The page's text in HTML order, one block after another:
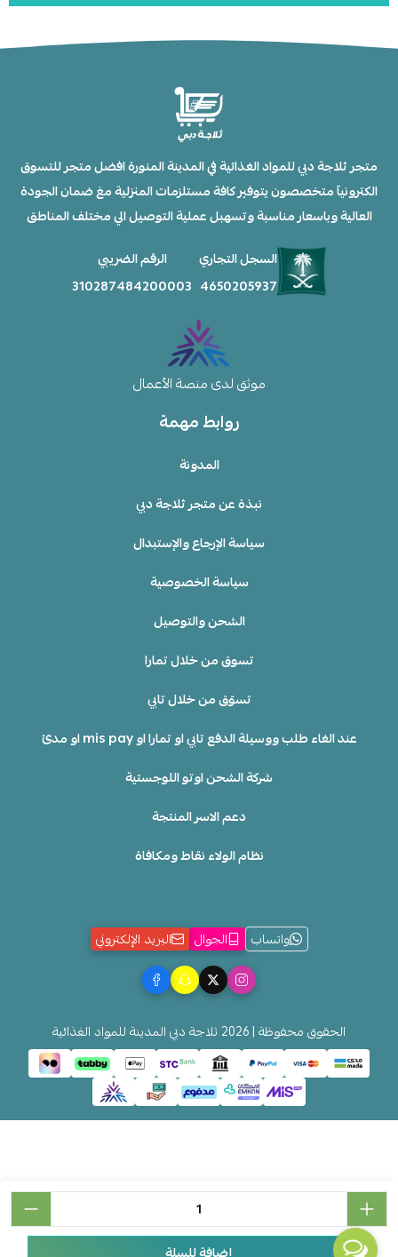
روابط مهمة
المدونة
نبذة عن متجر ثلاجة دبي
سياسة الإرجاع والإستبدال
سياسة الخصوصية
الشحن والتوصيل
تسوق من خلال تمارا
تسوّق من خلال تابي
عند الغاء طلب ووسيلة الدفع تابي او تمارا او mis pay او مدئ
شركة الشحن اوتو اللوجستية
دعم الاسر المنتجة
نظام الولاء نقاط ومكافاة
متجر ثلاجة دبي للمواد الغذائية في المدينة المنورة افضل متجر للتسوق
الكترونيآ متخصصون يتوفير كافة مستلزمات المنزلية مغ ضمان الجودة
العالية وباسعار مناسبة وتسهبل عملية التوصيل الي مختلف المناطق
السجل التجاري
4650205937
الرقم الضريبي
310287484200003
موثق لدى منصة الأعمال
واتساب الجوال البريد الإلكتروني
الحقوق محفوظة | 2026 ثلاجة دبي المدينة للمواد الغذائية